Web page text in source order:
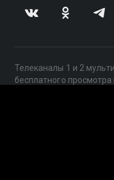
Телеканалы 1 и 2
бесплатного